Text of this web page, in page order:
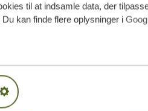
til at indsamle data, der
kan finde flere oplysninger i